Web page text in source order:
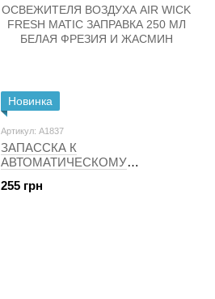
Новинка
Артикул: A1837
ЗАПАССКА К
АВТОМАТИЧЕСКОМУ
WICK FRESH MATIC ЗАПРАВКА
255 грн